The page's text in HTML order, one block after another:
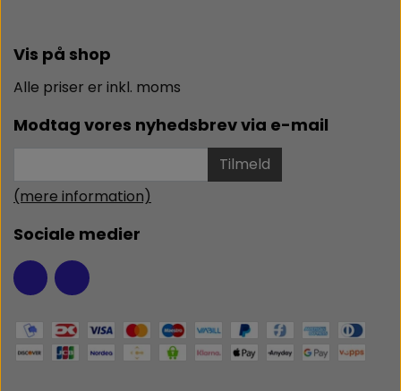
Vis på shop
Alle priser er inkl. moms
Modtag vores nyhedsbrev via e-mail
Tilmeld
(mere information)
Sociale medier